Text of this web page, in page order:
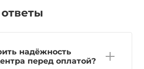
надёжность
перед оплатой?